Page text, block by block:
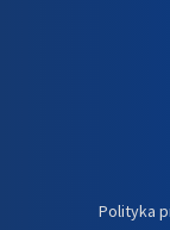
Polityka